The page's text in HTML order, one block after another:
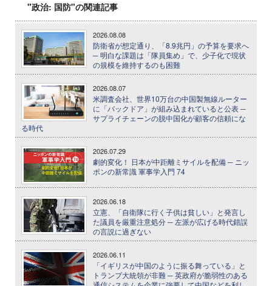
"政治: 国防"の関連記事
2026.08.08
防衛省が想定通り、「8.9兆円」の予算を要求へ
─ 明白な課題は「隊員集め」で、少子化で現状
の規模を維持するのも困難
2026.08.07
米調査会社、世界10万台の中国製無線ルーター
に「バックドア」が組み込まれていると公表 ─
サプライチェーンの脱中国化が顧客の信頼にな
る時代
2026.07.29
劇的変化！ 日本が中距離ミサイルを配備 ─ ニッ
ポンの新常識 軍事学入門 74
2026.06.18
立憲、「自衛隊に行く子供は貧しい」と発言し
た議員を厳重注意処分 ─ 左派が広げる時代錯誤
の言説に過ぎない
2026.06.11
「イギリスが中国のように振る舞っている」と
トランプ大統領が非難 ─ 英政府が脆弱性のある